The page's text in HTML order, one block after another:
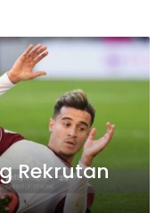
Rekrutan